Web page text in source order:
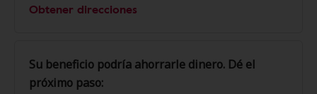
Obtener direcciones
Su beneficio podría ahorrarle dinero. Dé el
próximo paso: